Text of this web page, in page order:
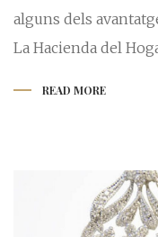
alguns dels
La Hacienda del
READ MORE